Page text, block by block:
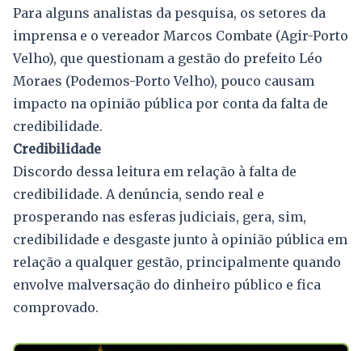
Para alguns analistas da pesquisa, os setores da
imprensa e o vereador Marcos Combate (Agir-Porto
Velho), que questionam a gestão do prefeito Léo
Moraes (Podemos-Porto Velho), pouco causam
impacto na opinião pública por conta da falta de
credibilidade.
Credibilidade
Discordo dessa leitura em relação à falta de
credibilidade. A denúncia, sendo real e
prosperando nas esferas judiciais, gera, sim,
credibilidade e desgaste junto à opinião pública em
relação a qualquer gestão, principalmente quando
envolve malversação do dinheiro público e fica
comprovado.